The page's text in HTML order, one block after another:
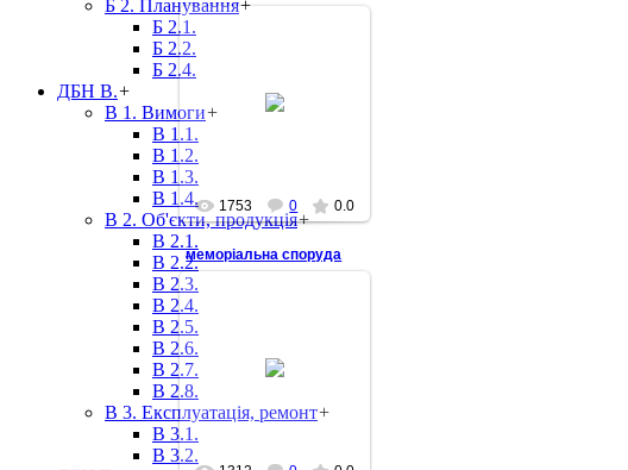
Б 2. Планування+
Б 2.1.
Б 2.2.
Б 2.4.
ДБН В.+
В 1. Вимоги+
В 1.1.
В 1.2.
В 1.3.
В 1.4.
В 2. Об'єкти, продукція+
В 2.1.
В 2.2.
В 2.3.
В 2.4.
В 2.5.
В 2.6.
В 2.7.
В 2.8.
В 3. Експлуатація, ремонт+
В 3.1.
В 3.2.
2014-03-02
1753 0 0.0
меморіальна споруда
2012-10-25